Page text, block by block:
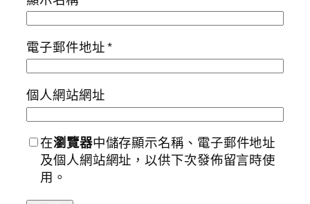
電子郵件地址*
個人網站網址
在瀏覽器中儲存顯示名稱、電子郵件地址
及個人網站網址，以供下次發佈留言時使
用。